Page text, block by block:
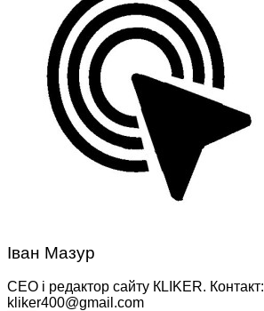
Іван Мазур
CEO і редактор сайту КLIKER. Контакт:
kliker400@gmail.com